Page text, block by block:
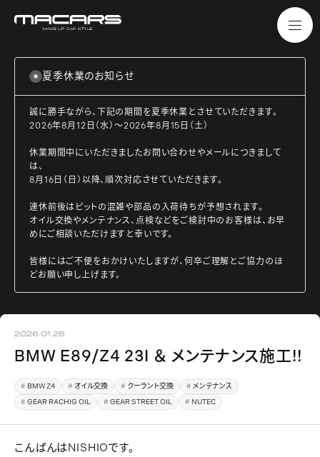
夏季休業のお知らせ
誠に勝手ながら、下記の期間を夏季休業とさせていただきます。
2026年8月12日（水）～2026年8月15日（土）
休業期間中にいただきましたお問い合わせやメールにつきまして
は、
8月16日（日）以降、順次対応させていただきます。
連休前後はピットの混雑や部品の入荷待ちが予想されます。
オイル交換やメンテナンス、点検などをご検討中のお客様は、お早
めにご相談いただけますと幸いです。
皆様にはご不便をおかけいたしますが、何卒ご理解とご協力のほ
どお願い申し上げます。
2026.01.26
BMW E89/Z4 23I ＆ メンテナンス施工!!
BMW Z4 オイル交換 クーラント交換
メンテナンス
GEAR RACHIG OIL
GEAR STREET OIL NUTEC
こんばんはNISHIOです。